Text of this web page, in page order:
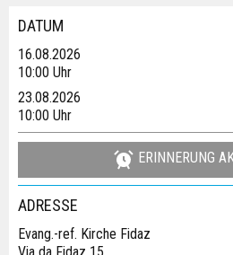
Anzeige
Ihr Feedback wird sehr
Allgemeines Feedback
Anzeige nicht mehr gültig
Anzeige unvollständig
Anzeige
Empfehlen Sie diese Anzeige
Reservation
Veranstaltungsdatum *:
Anzahl der Teilnehmer *:
Vorname / Nachname *:
DATUM
16.08.2026
10:00 Uhr
23.08.2026
10:00 Uhr
ERINNERUNG
ADRESSE
Evang.-ref. Kirche Fidaz